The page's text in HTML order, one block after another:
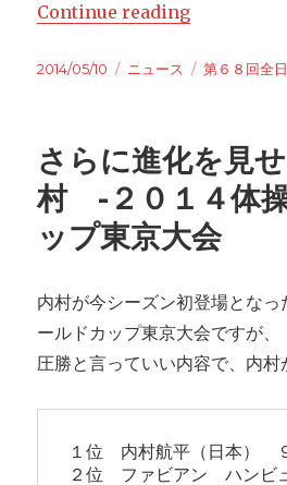
Continue reading
Posted
2014/05/10 Categories
ニュース Tags
第６８回全
さらに進化を見
村 -２０１４体
ップ東京大会
内村が今シーズン初登場となっ
ールドカップ東京大会ですが、
圧勝と言っていい内容で、内村
１位　内村航平（日本）　
２位　ファビアン　ハンビ